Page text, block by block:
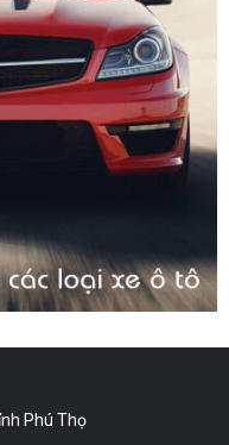
Phú Thọ